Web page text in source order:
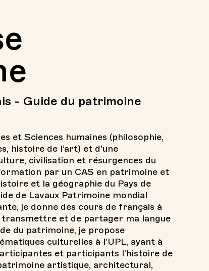
- Guide du patrimoine
et Sciences humaines (philosophie,
histoire de l’art) et d'une
civilisation et résurgences du
par un CAS en patrimoine et
et la géographie du Pays de
de Lavaux Patrimoine mondial
je donne des cours de français à
transmettre et de partager ma langue
du patrimoine, je propose
culturelles à l’UPL, ayant à
et participants l’histoire de
artistique, architectural,